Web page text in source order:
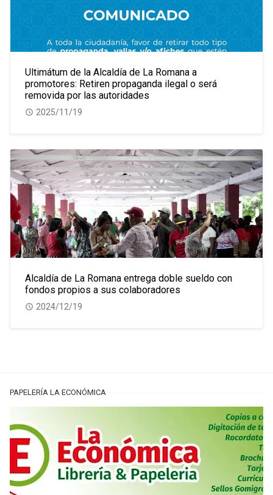
Ultimátum de la Alcaldía de La Romana a
promotores: Retiren propaganda ilegal o será
removida por las autoridades
2025/11/19
Alcaldía de La Romana entrega doble sueldo con
fondos propios a sus colaboradores
2024/12/19
PAPELERÍA LA ECONÓMICA